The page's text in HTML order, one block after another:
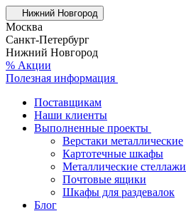
Нижний Новгород
Москва
Санкт-Петербург
Нижний Новгород
% Акции
Полезная информация
Поставщикам
Наши клиенты
Выполненные проекты
Верстаки металлические
Картотечные шкафы
Металлические стеллажи
Почтовые ящики
Шкафы для раздевалок
Блог